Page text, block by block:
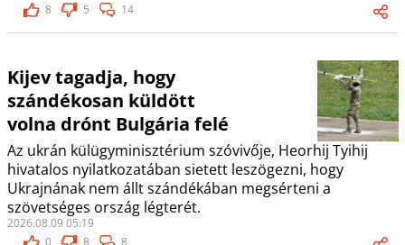
8
5 14
Kijev tagadja, hogy
szándékosan küldött
volna drónt Bulgária felé
Az ukrán külügyminisztérium szóvivője, Heorhij Tyihij
hivatalos nyilatkozatában sietett leszögezni, hogy
Ukrajnának nem állt szándékában megsérteni a
szövetséges ország légterét.
2026.08.09 05:19